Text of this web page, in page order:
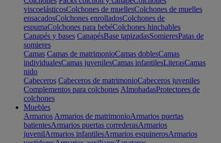
viscoelásticosColchones de muellesColchones de muelles
ensacadosColchones enrolladosColchones de
espumaColchones para bebéColchones hinchables
Canapés y bases CanapésBase tapizadasSomieresPatas de
somieres
Camas Camas de matrimonioCamas doblesCamas
individualesCamas juvenilesCamas infantilesLiterasCamas
nido
Cabeceros Cabeceros de matrimonioCabeceros juveniles
Complementos para colchones AlmohadasProtectores de
colchones
Muebles
Armarios Armarios de matrimonioArmarios puertas
batientesArmarios puertas correderasArmarios
juvenilArmarios infantilesArmarios esquinerosArmarios